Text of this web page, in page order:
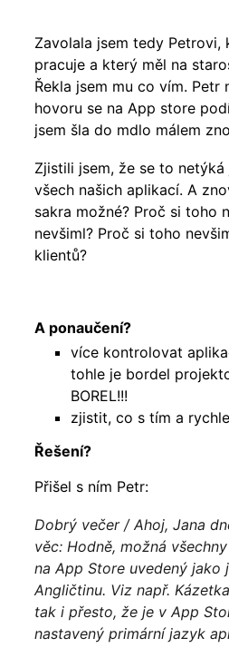
Zavolala jsem tedy Petrovi,
pracuje a který měl na
Řekla jsem mu co vím. Petr
hovoru se na App store
jsem šla do mdlo málem
Zjistili jsem, že se to netýká
všech našich aplikací. A
sakra možné? Proč si toho
nevšiml? Proč si toho
klientů?
A ponaučení?
více kontrolovat
tohle je bordel
BOREL!!!
zjistit, co s tím a
Řešení?
Přišel s ním Petr:
Dobrý večer / Ahoj, Jana
věc: Hodně, možná
na App Store uvedený jako
Angličtinu. Viz např.
tak i přesto, že je v App
nastavený primární jazyk